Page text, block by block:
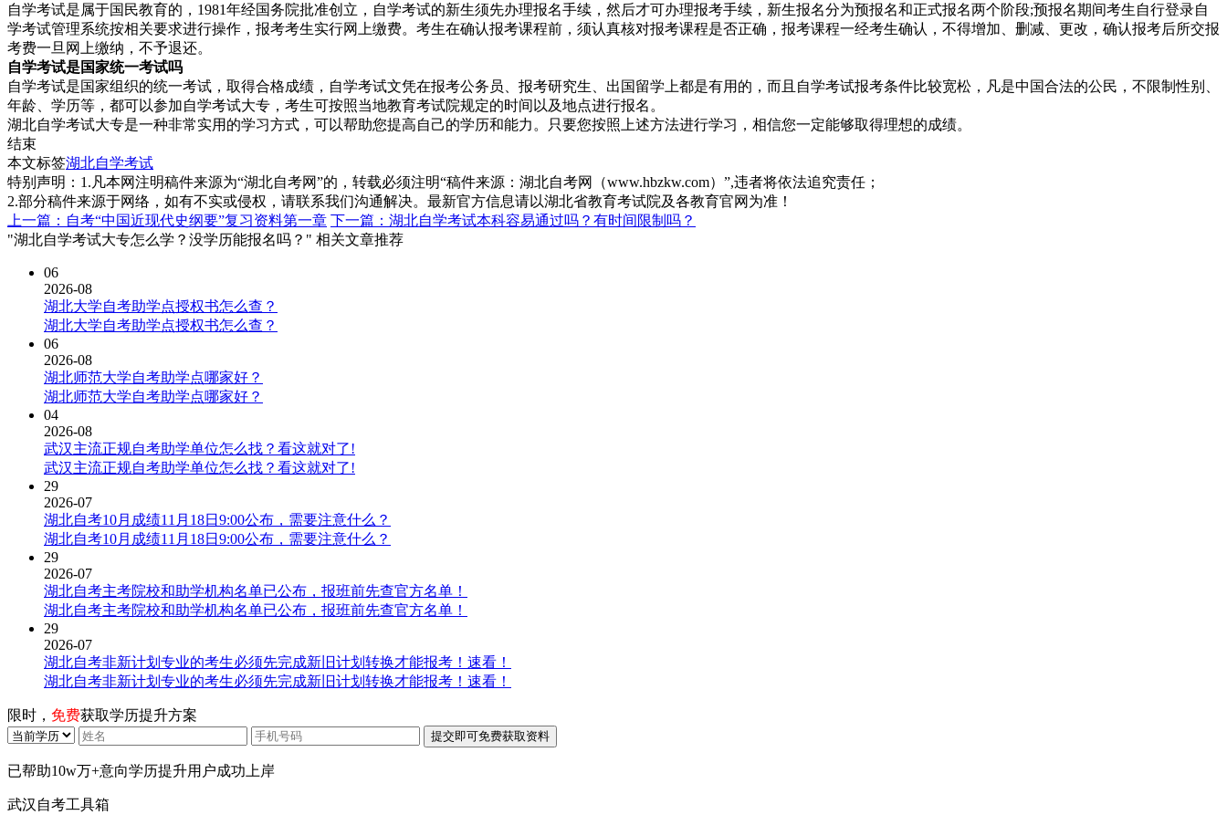
自学考试是属于国民教育的，1981年经国务院批准创立，自学考试的新生须先办理报名手续，然后才可办理报考手续，新生报名分为预报名和正式报名两个阶段;预报名期间考生自行登录自
学考试管理系统按相关要求进行操作，报考考生实行网上缴费。考生在确认报考课程前，须认真核对报考课程是否正确，报考课程一经考生确认，不得增加、删减、更改，确认报考后所交报
考费一旦网上缴纳，不予退还。
自学考试是国家统一考试吗
自学考试是国家组织的统一考试，取得合格成绩，自学考试文凭在报考公务员、报考研究生、出国留学上都是有用的，而且自学考试报考条件比较宽松，凡是中国合法的公民，不限制性别、
年龄、学历等，都可以参加自学考试大专，考生可按照当地教育考试院规定的时间以及地点进行报名。
湖北自学考试大专是一种非常实用的学习方式，可以帮助您提高自己的学历和能力。只要您按照上述方法进行学习，相信您一定能够取得理想的成绩。
结束
本文标签湖北自学考试
特别声明：1.凡本网注明稿件来源为“湖北自考网”的，转载必须注明“稿件来源：湖北自考网（www.hbzkw.com）”,违者将依法追究责任；
2.部分稿件来源于网络，如有不实或侵权，请联系我们沟通解决。最新官方信息请以湖北省教育考试院及各教育官网为准！
上一篇：自考“中国近现代史纲要”复习资料第一章 下一篇：湖北自学考试本科容易通过吗？有时间限制吗？
"湖北自学考试大专怎么学？没学历能报名吗？" 相关文章推荐
06
2026-08
湖北大学自考助学点授权书怎么查？
湖北大学自考助学点授权书怎么查？
06
2026-08
湖北师范大学自考助学点哪家好？
湖北师范大学自考助学点哪家好？
04
2026-08
武汉主流正规自考助学单位怎么找？看这就对了!
武汉主流正规自考助学单位怎么找？看这就对了!
29
2026-07
湖北自考10月成绩11月18日9:00公布，需要注意什么？
湖北自考10月成绩11月18日9:00公布，需要注意什么？
29
2026-07
湖北自考主考院校和助学机构名单已公布，报班前先查官方名单！
湖北自考主考院校和助学机构名单已公布，报班前先查官方名单！
29
2026-07
湖北自考非新计划专业的考生必须先完成新旧计划转换才能报考！速看！
湖北自考非新计划专业的考生必须先完成新旧计划转换才能报考！速看！
限时， 免费获取学历提升方案
已帮助10w万+意向学历提升用户成功上岸
武汉自考工具箱